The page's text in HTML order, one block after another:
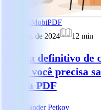
MobiPDF
30 de set. de 2024
12 min
O guia definitivo de
o que você precisa
e para PDF
Alexander Petkov